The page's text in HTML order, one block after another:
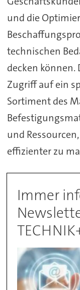
und die
technischen
decken können.
Zugriff auf ein
Sortiment des
und
effizienter zu
Immer